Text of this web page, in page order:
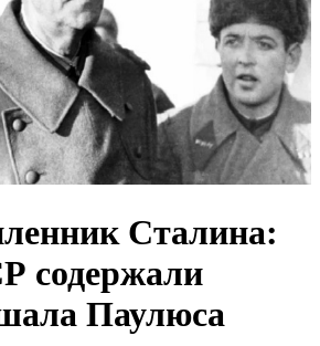
Сталина:
содержали
Паулюса